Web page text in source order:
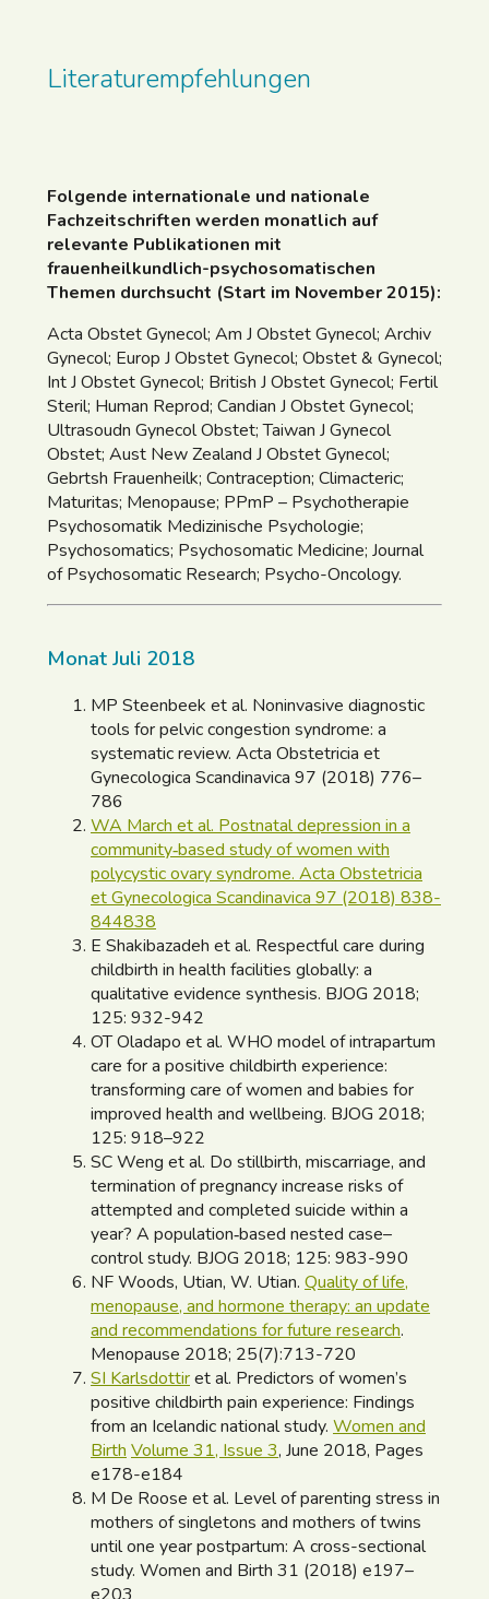
Literaturempfehlungen
Folgende internationale und nationale
Fachzeitschriften werden monatlich auf
relevante Publikationen mit
frauenheilkundlich-psychosomatischen
Themen durchsucht (Start im November 2015):
Acta Obstet Gynecol; Am J Obstet Gynecol; Archiv
Gynecol; Europ J Obstet Gynecol; Obstet & Gynecol;
Int J Obstet Gynecol; British J Obstet Gynecol; Fertil
Steril; Human Reprod; Candian J Obstet Gynecol;
Ultrasoudn Gynecol Obstet; Taiwan J Gynecol
Obstet; Aust New Zealand J Obstet Gynecol;
Gebrtsh Frauenheilk; Contraception; Climacteric;
Maturitas; Menopause; PPmP – Psychotherapie
Psychosomatik Medizinische Psychologie;
Psychosomatics; Psychosomatic Medicine; Journal
of Psychosomatic Research; Psycho-Oncology.
Monat Juli 2018
MP Steenbeek et al. Noninvasive diagnostic
tools for pelvic congestion syndrome: a
systematic review. Acta Obstetricia et
Gynecologica Scandinavica 97 (2018) 776–
786
WA March et al. Postnatal depression in a
community‐based study of women with
polycystic ovary syndrome. Acta Obstetricia
et Gynecologica Scandinavica 97 (2018) 838-
844838
E Shakibazadeh et al. Respectful care during
childbirth in health facilities globally: a
qualitative evidence synthesis. BJOG 2018;
125: 932-942
OT Oladapo et al. WHO model of intrapartum
care for a positive childbirth experience:
transforming care of women and babies for
improved health and wellbeing. BJOG 2018;
125: 918–922
SC Weng et al. Do stillbirth, miscarriage, and
termination of pregnancy increase risks of
attempted and completed suicide within a
year? A population‐based nested case–
control study. BJOG 2018; 125: 983-990
NF Woods, Utian, W. Utian. Quality of life,
menopause, and hormone therapy: an update
and recommendations for future research.
Menopause 2018; 25(7):713-720
SI Karlsdottiret al. Predictors of women’s
positive childbirth pain experience: Findings
from an Icelandic national study. Women and
Birth Volume 31, Issue 3, June 2018, Pages
e178-e184
M De Roose et al. Level of parenting stress in
mothers of singletons and mothers of twins
until one year postpartum: A cross-sectional
study. Women and Birth 31 (2018) e197–